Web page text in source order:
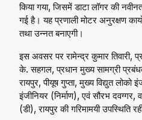
किया गया, जिसमें डाटा लॉगर की
गई है। यह प्रणाली मोटर अनुरक्षण
तथा उन्नत बनाएगी।
इस अवसर पर रामेन्द्र कुमार तिवारी,
के. सहगल, प्रधान मुख्य सामग्री
रायपुर, पीयूष गुप्ता, मुख्य विद्युत
इंजीनियर (निर्माण), एवं सौरभ दवग्गर,
(डी), रायपुर की गरिमामयी उपस्थिति